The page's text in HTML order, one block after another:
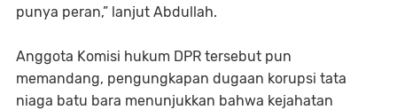
punya peran,” lanjut Abdullah.
Anggota Komisi hukum DPR tersebut pun
memandang, pengungkapan dugaan korupsi tata
niaga batu bara menunjukkan bahwa kejahatan